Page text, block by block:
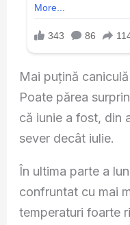
Mai puțină
Poate părea
că iunie a fost, din
sever decât iulie.
În ultima parte a
confruntat cu mai
temperaturi foarte